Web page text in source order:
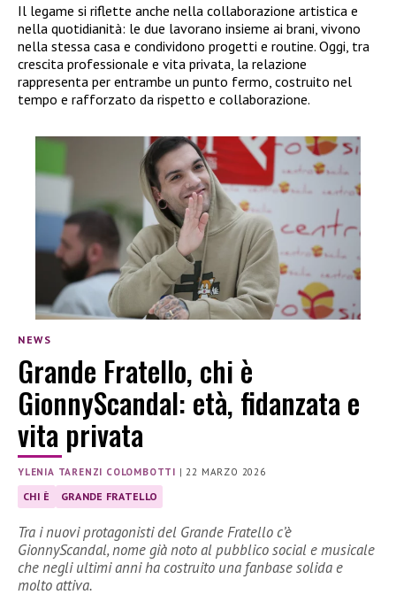
Il legame si riflette anche nella collaborazione artistica e
nella quotidianità: le due lavorano insieme ai brani, vivono
nella stessa casa e condividono progetti e routine. Oggi, tra
crescita professionale e vita privata, la relazione
rappresenta per entrambe un punto fermo, costruito nel
tempo e rafforzato da rispetto e collaborazione.
NEWS
Grande Fratello, chi è
GionnyScandal: età, fidanzata e
vita privata
YLENIA TARENZI COLOMBOTTI |22 MARZO 2026
CHI È GRANDE FRATELLO
Tra i nuovi protagonisti del Grande Fratello c’è
GionnyScandal, nome già noto al pubblico social e musicale
che negli ultimi anni ha costruito una fanbase solida e
molto attiva.